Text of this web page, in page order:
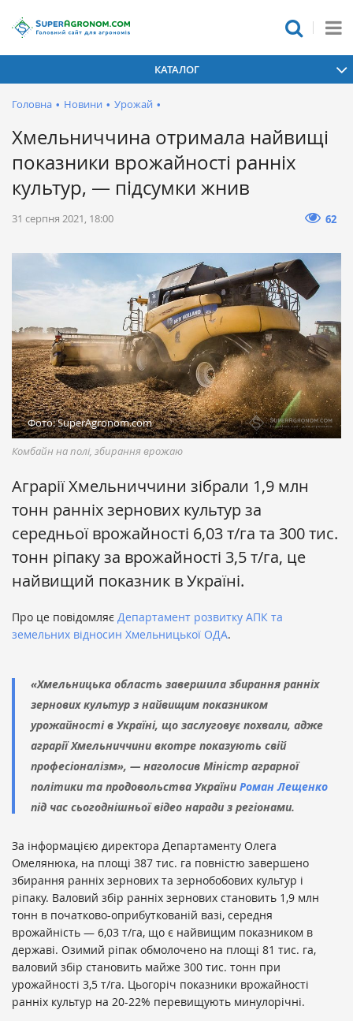
КАТАЛОГ
Головна • Новини • Урожай •
Хмельниччина отримала найвищі
показники врожайності ранніх
культур, — підсумки жнив
31 серпня 2021, 18:00 62
Фото: SuperAgronom.com
Комбайн на полі, збирання врожаю
Аграрії Хмельниччини зібрали 1,9 млн
тонн ранніх зернових культур за
середньої врожайності 6,03 т/га та 300 тис.
тонн ріпаку за врожайності 3,5 т/га, це
найвищий показник в Україні.
Про це повідомляє Департамент розвитку АПК та
земельних відносин Хмельницької ОДА.
«Хмельницька область завершила збирання ранніх
зернових культур з найвищим показником
урожайності в Україні, що заслуговує похвали, адже
аграрії Хмельниччини вкотре показують свій
професіоналізм», — наголосив Міністр аграрної
політики та продовольства України Роман Лещенко
під час сьогоднішньої відео наради з регіонами.
За інформацією директора Департаменту Олега
Омелянюка, на площі 387 тис. га повністю завершено
збирання ранніх зернових та зернобобових культур і
ріпаку. Валовий збір ранніх зернових становить 1,9 млн
тонн в початково-оприбуткованій вазі, середня
врожайність — 6,03 т/га, що є найвищим показником в
державі. Озимий ріпак обмолочено на площі 81 тис. га,
валовий збір становить майже 300 тис. тонн при
урожайності 3,5 т/га. Цьогоріч показники врожайності
ранніх культур на 20-22% перевищують минулорічні.